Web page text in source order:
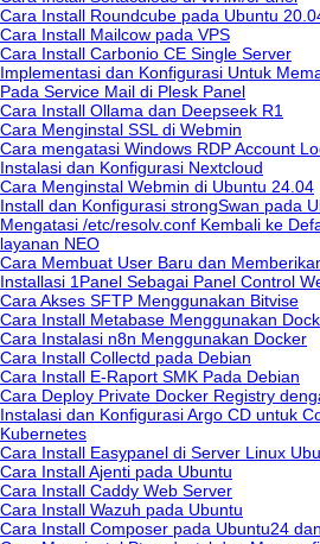
Cara Install Roundcube pada Ubuntu
Cara Install Mailcow pada VPS
Cara Install Carbonio CE Single Server
Implementasi dan Konfigurasi Untuk
Pada Service Mail di Plesk Panel
Cara Install Ollama dan Deepseek R1
Cara Menginstal SSL di Webmin
Cara mengatasi Windows RDP Account
Instalasi dan Konfigurasi Nextcloud
Cara Menginstal Webmin di Ubuntu 24.04
Install dan Konfigurasi strongSwan pada
Mengatasi /etc/resolv.conf Kembali ke
layanan NEO
Cara Membuat User Baru dan
Installasi 1Panel Sebagai Panel Control
Cara Akses SFTP Menggunakan Bitvise
Cara Install Metabase Menggunakan
Cara Instalasi n8n Menggunakan Docker
Cara Install Collectd pada Debian
Cara Install E-Raport SMK Pada Debian
Cara Deploy Private Docker Registry
Instalasi dan Konfigurasi Argo CD untuk
Kubernetes
Cara Install Easypanel di Server Linux
Cara Install Ajenti pada Ubuntu
Cara Install Caddy Web Server
Cara Install Wazuh pada Ubuntu
Cara Install Composer pada Ubuntu24